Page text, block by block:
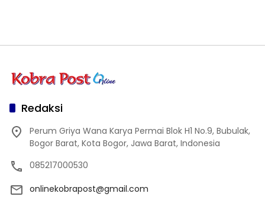
Redaksi
Perum Griya Wana Karya Permai Blok H1 No.9, Bubulak,
Bogor Barat, Kota Bogor, Jawa Barat, Indonesia
085217000530
onlinekobrapost@gmail.com